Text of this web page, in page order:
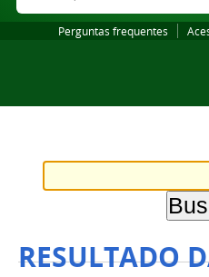
Perguntas frequentes
RESULTADO